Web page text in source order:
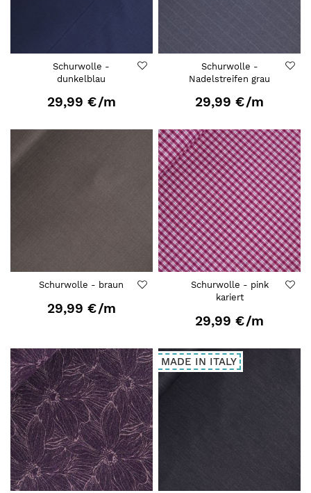
Schurwolle -
dunkelblau
29,99 €/m
Schurwolle -
Nadelstreifen grau
29,99 €/m
Schurwolle - braun
29,99 €/m
Schurwolle - pink
kariert
29,99 €/m
MADE IN ITALY